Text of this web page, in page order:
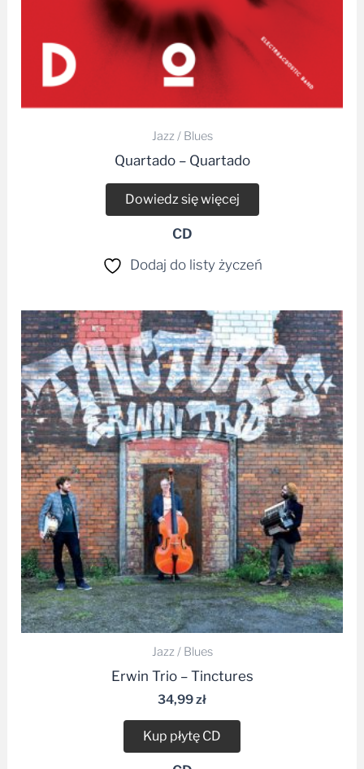
Jazz / Blues
Quartado – Quartado
Dowiedz się więcej
CD
Dodaj do listy życzeń
Jazz / Blues
Erwin Trio – Tinctures
34,99zł
Kup płytę CD